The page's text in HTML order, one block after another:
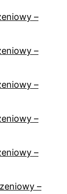
–
–
–
–
–
–